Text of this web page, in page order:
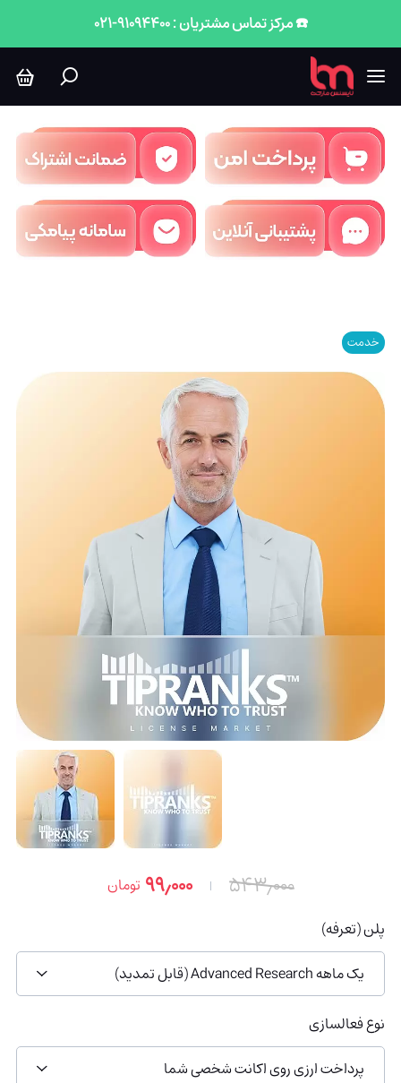
☎️ مرکز تماس مشتریان : 91094400-021
خدمت
۵۴۳٫۰۰۰ ۹۹٫۰۰۰ تومان
پلن (تعرفه)
یک ماهه Advanced Research (قابل تمدید)
نوع فعالسازی
پرداخت ارزی روی اکانت شخصی شما